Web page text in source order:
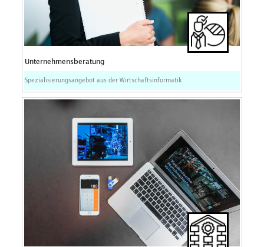
Unternehmensberatung
Spezialisierungsangebot aus der Wirtschaftsinformatik